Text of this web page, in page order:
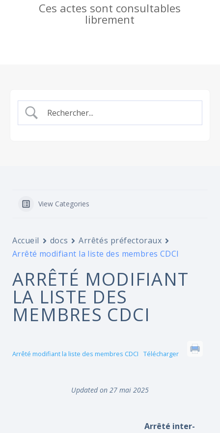
Ces actes sont consultables
librement
View Categories
Accueil docs
Arrêtés préfectoraux
Arrêté modifiant la liste des membres CDCI
ARRÊTÉ MODIFIANT
LA LISTE DES
MEMBRES CDCI
Arrêté modifiant la liste des membres CDCI Télécharger
Updated on 27 mai 2025
Arrêté inter-